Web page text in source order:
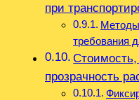
при
Методы
требования
Стоимость,
прозрачность